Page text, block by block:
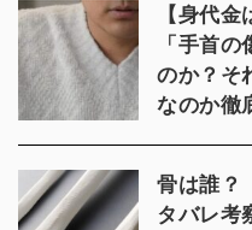
【身代
「手首
のか？そ
なのか徹
骨は誰？
タバレ考